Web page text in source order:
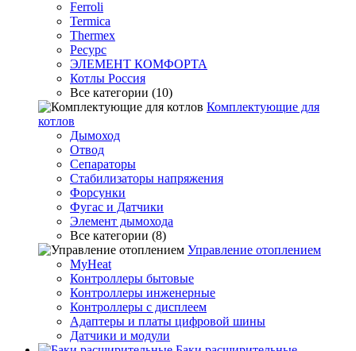
Ferroli
Termica
Thermex
Ресурс
ЭЛЕМЕНТ КОМФОРТА
Котлы Россия
Все категории (10)
Комплектующие для
котлов
Дымоход
Отвод
Сепараторы
Стабилизаторы напряжения
Форсунки
Фугас и Датчики
Элемент дымохода
Все категории (8)
Управление отоплением
MyHeat
Контроллеры бытовые
Контроллеры инженерные
Контроллеры с дисплеем
Адаптеры и платы цифровой шины
Датчики и модули